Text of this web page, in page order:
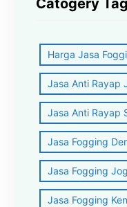
Harga Jasa
Jasa Anti Rayap
Jasa Anti Rayap
Jasa Fogging
Jasa Fogging
Jasa Fogging